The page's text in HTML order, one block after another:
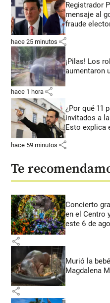
Registrador
mensaje al
fraude
hace 25 minutos share
¡Pilas! Los
aumentaron
hace 1 hora share
¿Por qué 11
invitados a
Esto explica
hace 59 minutos share
Te
Concierto
en el Centro
este 6 de
share
Murió la
Magdalena
share